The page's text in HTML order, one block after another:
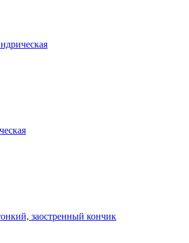
заостренный кончик